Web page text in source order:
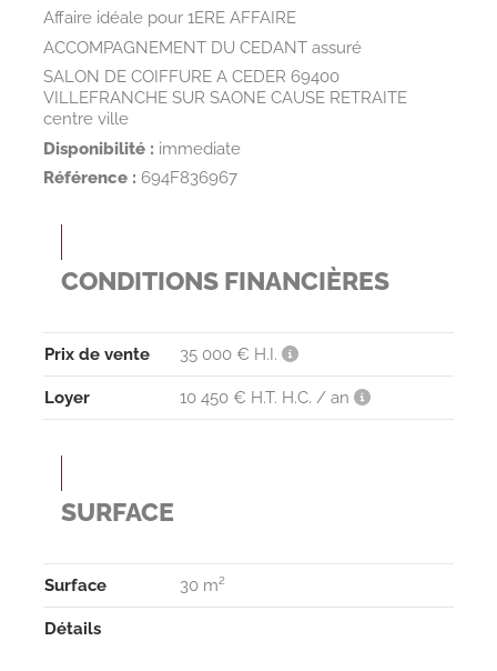
Affaire idéale pour 1ERE AFFAIRE
ACCOMPAGNEMENT DU CEDANT assuré
SALON DE COIFFURE A CEDER 69400
VILLEFRANCHE SUR SAONE CAUSE RETRAITE
centre ville
Disponibilité : immediate
Référence : 694F836967
CONDITIONS FINANCIÈRES
Prix de vente 35 000 € H.I.
Loyer 10 450 € H.T. H.C. / an
SURFACE
Surface 30 m²
Détails